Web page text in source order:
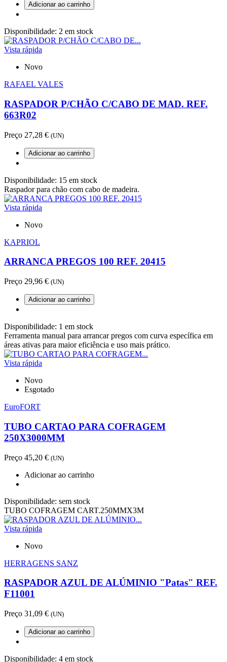
Adicionar ao carrinho
Disponibilidade: 2 em stock
Vista rápida
Novo
RAFAEL VALES
RASPADOR P/CHÃO C/CABO DE MAD. REF.
663R02
Preço 27,28 € (UN)
Adicionar ao carrinho
Disponibilidade: 15 em stock
Raspador para chão com cabo de madeira.
Vista rápida
Novo
KAPRIOL
ARRANCA PREGOS 100 REF. 20415
Preço 29,96 € (UN)
Adicionar ao carrinho
Disponibilidade: 1 em stock
Ferramenta manual para arrancar pregos com curva específica em
áreas ativas para maior eficiência e uso mais prático.
Vista rápida
Novo
Esgotado
EuroFORT
TUBO CARTAO PARA COFRAGEM
250X3000MM
Preço 45,20 € (UN)
Adicionar ao carrinho
Disponibilidade: sem stock
TUBO COFRAGEM CART.250MMX3M
Vista rápida
Novo
HERRAGENS SANZ
RASPADOR AZUL DE ALÚMINIO "Patas" REF.
F11001
Preço 31,09 € (UN)
Adicionar ao carrinho
Disponibilidade: 4 em stock